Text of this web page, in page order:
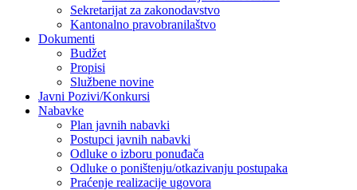
Sekretarijat za zakonodavstvo
Kantonalno pravobranilaštvo
Dokumenti
Budžet
Propisi
Službene novine
Javni Pozivi/Konkursi
Nabavke
Plan javnih nabavki
Postupci javnih nabavki
Odluke o izboru ponuđača
Odluke o poništenju/otkazivanju postupaka
Praćenje realizacije ugovora